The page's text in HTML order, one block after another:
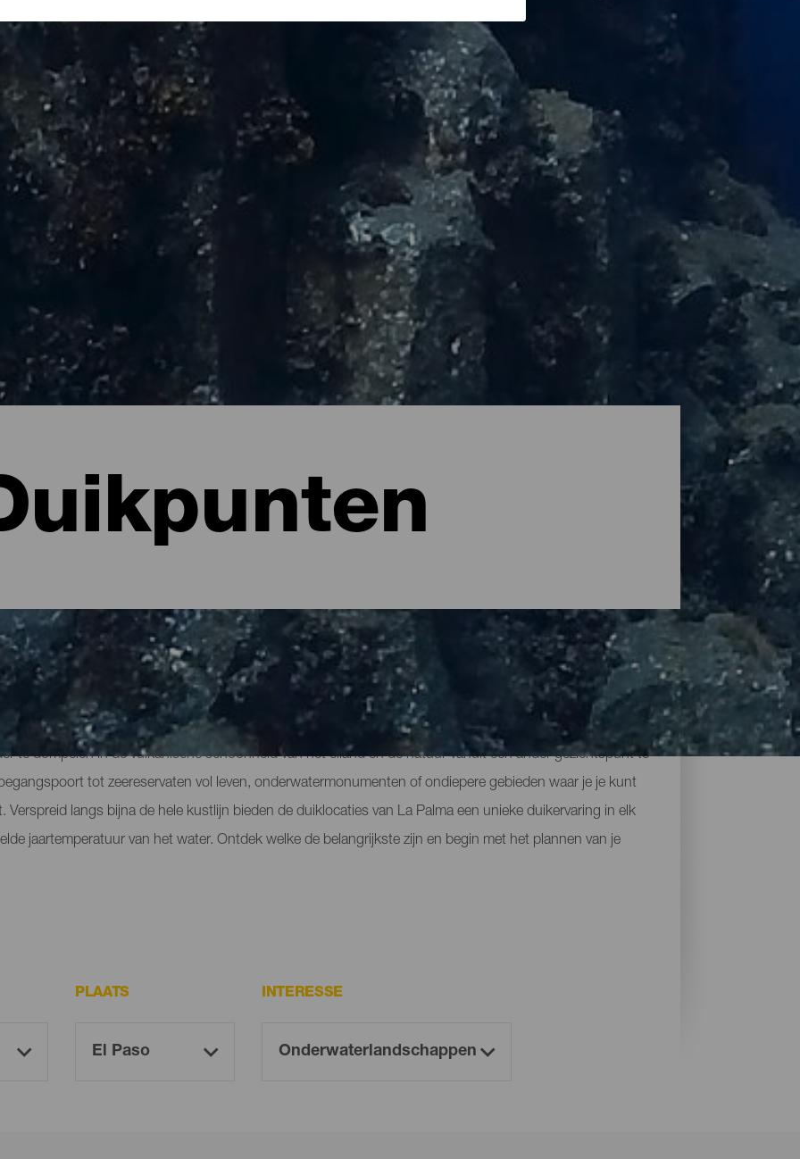
Palma
te dompelen in de vulkanische schoonheid van het eiland en de natuur vanuit een ander gezichtspunt te
tot zeereservaten vol leven, onderwatermonumenten of ondiepere gebieden waar je je kunt
Verspreid langs bijna de hele kustlijn bieden de duiklocaties van La Palma een unieke duikervaring in elk
jaartemperatuur van het water. Ontdek welke de belangrijkste zijn en begin met het plannen van je
PLAATS INTERESSE